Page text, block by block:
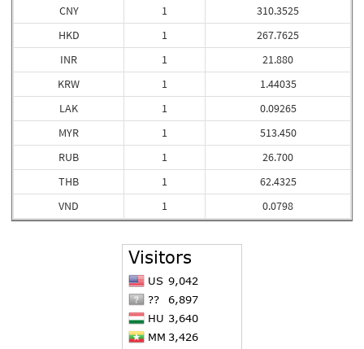
CNY
HKD
INR
KRW
LAK
MYR
RUB
THB
VND
1
1
1
1
1
1
1
1
1
310.3525
267.7625
21.880
1.44035
0.09265
513.450
26.700
62.4325
0.0798